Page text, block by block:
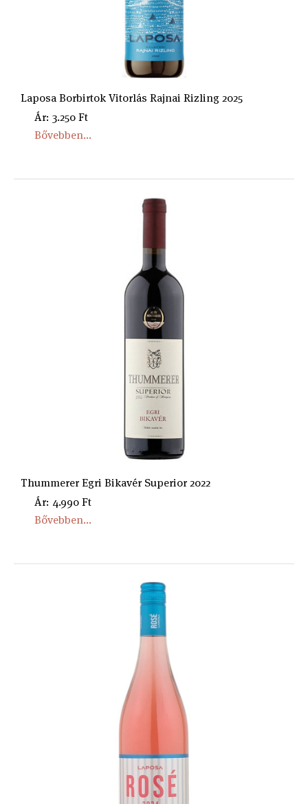
Laposa Borbirtok Vitorlás Rajnai Rizling 2025
Ár: 3.250 Ft
Bővebben...
Thummerer Egri Bikavér Superior 2022
Ár: 4.990 Ft
Bővebben...